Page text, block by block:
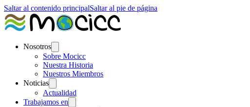
Saltar al contenido principalSaltar al pie de página
Nosotros
Sobre Mocicc
Nuestra Historia
Nuestros Miembros
Noticias
Actualidad
Trabajamos en